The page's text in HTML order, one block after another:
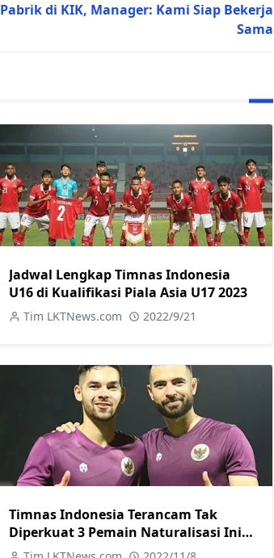
Pabrik di KIK, Manager: Kami Siap Bekerja
Sama
Jadwal Lengkap Timnas Indonesia
U16 di Kualifikasi Piala Asia U17 2023
Tim LKTNews.com 2022/9/21
Timnas Indonesia Terancam Tak
Diperkuat 3 Pemain Naturalisasi Ini
di Piala AFF 2022, Berikut Alasannya